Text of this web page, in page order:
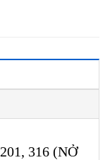
316 (NỞ